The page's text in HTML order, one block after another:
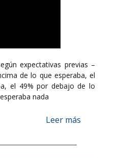
expectativas previas –
de lo que esperaba, el
el 49% por debajo de lo
nada
Leer más